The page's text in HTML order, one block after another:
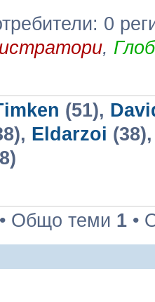
0
,
(51),
Eldarzoi
• Общо теми 1 •